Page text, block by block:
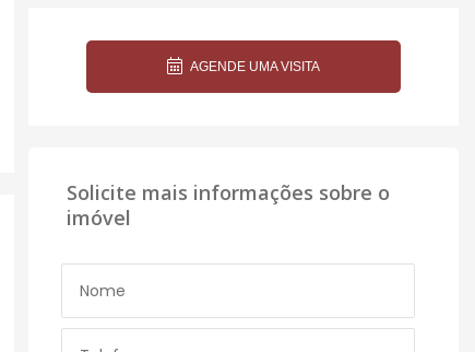
AGENDE UMA VISITA
Solicite mais informações sobre o
imóvel